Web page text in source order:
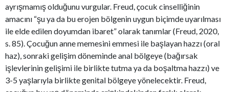
ayrışmamış olduğunu vurgular. Freud, çocuk cinselliğinin
amacını “şu ya da bu erojen bölgenin uygun biçimde uyarılması
ile elde edilen doyumdan ibaret” olarak tanımlar (Freud, 2020,
s. 85). Çocuğun anne memesini emmesi ile başlayan hazzı (oral
haz), sonraki gelişim döneminde anal bölgeye (bağırsak
işlevlerinin gelişimi ile birlikte tutma ya da boşaltma hazzı) ve
3-5 yaşlarıyla birlikte genital bölgeye yönelecektir. Freud,